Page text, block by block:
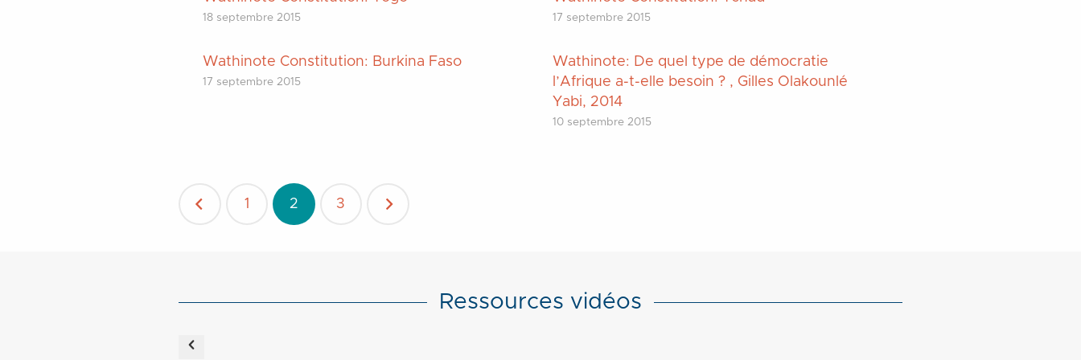
18 septembre 2015 17 septembre 2015
Wathinote Constitution: Burkina Faso
17 septembre 2015
Wathinote: De quel type de démocratie
l’Afrique a-t-elle besoin ? , Gilles Olakounlé
Yabi, 2014
10 septembre 2015
Pagination
1 2 3
Ressources vidéos